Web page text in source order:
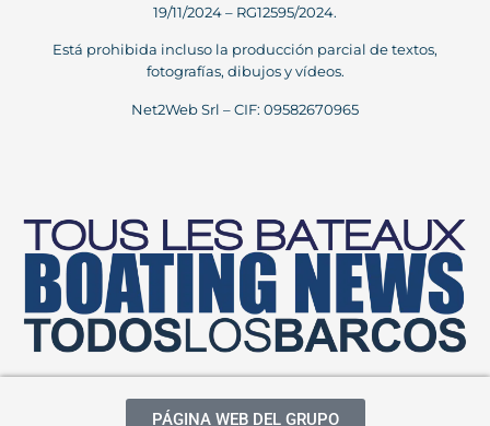
19/11/2024 – RG12595/2024.
Está prohibida incluso la producción parcial de textos,
fotografías, dibujos y vídeos.
Net2Web Srl – CIF: 09582670965
PÁGINA WEB DEL GRUPO